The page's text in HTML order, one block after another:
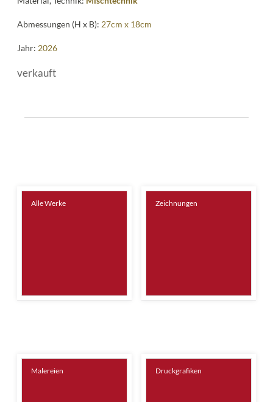
Abmessungen (H x B): 27cm x 18cm
Jahr: 2026
verkauft
Alle Werke Zeichnungen
Malereien Druckgrafiken